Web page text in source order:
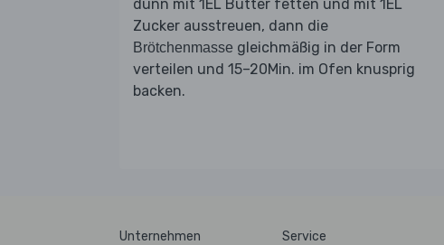
dünn mit 1EL Butter fetten und mit 1EL
Zucker ausstreuen, dann die
Brötchenmasse gleichmäßig in der Form
verteilen und 15–20Min. im Ofen knusprig
backen.
Unternehmen Service